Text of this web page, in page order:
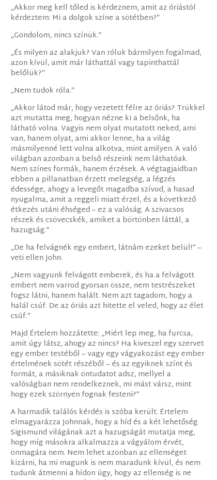
„Akkor meg kell tőled is kérdeznem, amit az óriástól
kérdeztem: Mi a dolgok színe a sötétben?”
„Gondolom, nincs színük.”
„És milyen az alakjuk? Van róluk bármilyen fogalmad,
azon kívül, amit már láthattál vagy tapinthattál
belőlük?”
„Nem tudok róla.”
„Akkor látod már, hogy vezetett félre az óriás? Trükkel
azt mutatta meg, hogyan nézne ki a belsőnk, ha
látható volna. Vagyis nem olyat mutatott neked, ami
van, hanem olyat, ami akkor lenne, ha a világ
másmilyenné lett volna alkotva, mint amilyen. A való
világban azonban a belső részeink nem láthatóak.
Nem színes formák, hanem érzések. A végtagjaidban
ebben a pillanatban érzett melegség, a légzés
édessége, ahogy a levegőt magadba szívod, a hasad
nyugalma, amit a reggeli miatt érzel, és a következő
étkezés utáni éhséged – ez a valóság. A szivacsos
részek és csövecskék, amiket a börtönben láttál, a
hazugság.”
„De ha felvágnék egy embert, látnám ezeket belül!” –
veti ellen John.
„Nem vagyunk felvágott emberek, és ha a felvágott
embert nem varrod gyorsan össze, nem testrészeket
fogsz látni, hanem halált. Nem azt tagadom, hogy a
halál csúf. De az óriás azt hitette el veled, hogy az élet
csúf.”
Majd Értelem hozzátette: „Miért lep meg, ha furcsa,
amit úgy látsz, ahogy az nincs? Ha kiveszel egy szervet
egy ember testéből – vagy egy vágyakozást egy ember
értelmének sötét részéből – és az egyiknek színt és
formát, a másiknak öntudatot adsz, mellyel a
valóságban nem rendelkeznek, mi mást vársz, mint
hogy ezek szörnyen fognak festeni?”
A harmadik találós kérdés is szóba került. Értelem
elmagyarázza Johnnak, hogy a híd és a két lehetőség
Sigismund világának azt a hazugságát mutatja meg,
hogy míg másokra alkalmazza a vágyálom érvét,
önmagára nem. Nem lehet azonban az ellenséget
kizárni, ha mi magunk is nem maradunk kívül, és nem
tudunk átmenni a hídon úgy, hogy az ellenség is ne